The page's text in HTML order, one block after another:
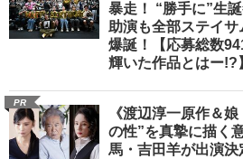
暴走！ “勝手に”生
助演も全部ステイサ
爆誕！【応募総数
輝いた作品とはー!?
PR
《渡辺淳一原作＆
の性”を真摯に描く
馬・吉田羊が出演